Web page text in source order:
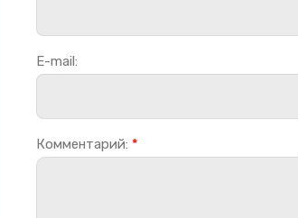
E-mail:
Комментарий: *